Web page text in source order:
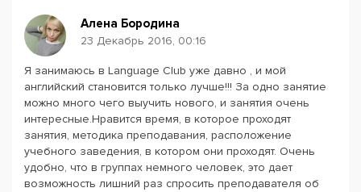
Алена Бородина
23 Декабрь 2016, 00:16
Я занимаюсь в Language Club уже давно , и мой
английский становится только лучше!!! За одно занятие
можно много чего выучить нового, и занятия очень
интересные.Нравится время, в которое проходят
занятия, методика преподавания, расположение
учебного заведения, в котором они проходят. Очень
удобно, что в группах немного человек, это дает
возможность лишний раз спросить преподавателя об